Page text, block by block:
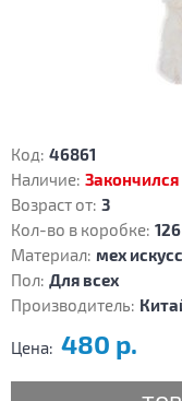
Код: 46861
Наличие: Закончился
Возраст от: 3
Кол-во в коробке: 126
Материал: мех
Пол: Для всех
Производитель:
Цена: 480 р.